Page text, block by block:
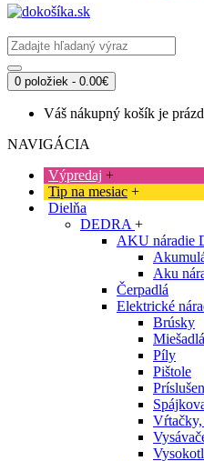
0 položiek - 0.00€
Váš nákupný košík je
NAVIGÁCIA
Výpredaj +
Tip na mesiac +
Dielňa
DEDRA +
AKU náradie
Aku
Čerpadlá
Elektrické
Brúsky
Miešadlá
Píly
Pištole